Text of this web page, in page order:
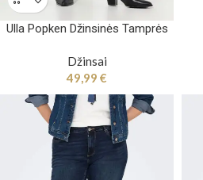
Ulla Popken Džinsinės Tamprės
Džinsai
49,99 €